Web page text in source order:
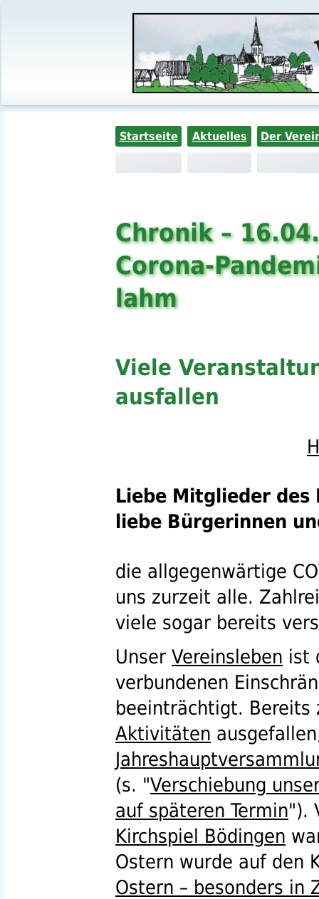
Startseite Aktuelles Der
Chronik –
Corona-
lahm
Viele
ausfallen
Liebe Mitglieder des
liebe Bürgerinnen
die allgegenwärtige
uns zurzeit alle.
viele sogar bereits
Unser Vereinsleben ist
verbundenen
beeinträchtigt. Bereits
Aktivitäten
(s. "Verschiebung
auf späteren Termin").
Kirchspiel Bödingen
Ostern wurde auf den
Ostern – besonders in